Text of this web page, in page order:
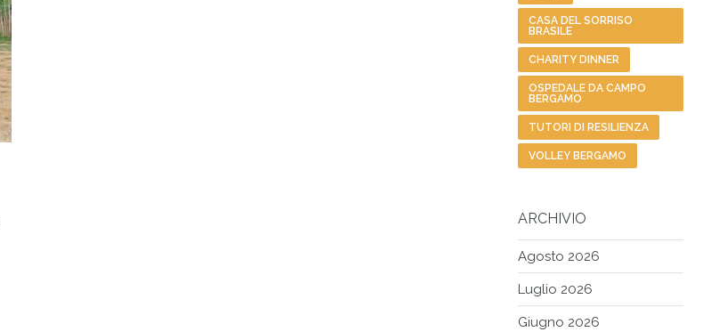
CASA DEL SORRISO
BRASILE
CHARITY DINNER
OSPEDALE DA CAMPO
BERGAMO
TUTORI DI RESILIENZA
VOLLEY BERGAMO
ARCHIVIO
Agosto 2026
Luglio 2026
Giugno 2026